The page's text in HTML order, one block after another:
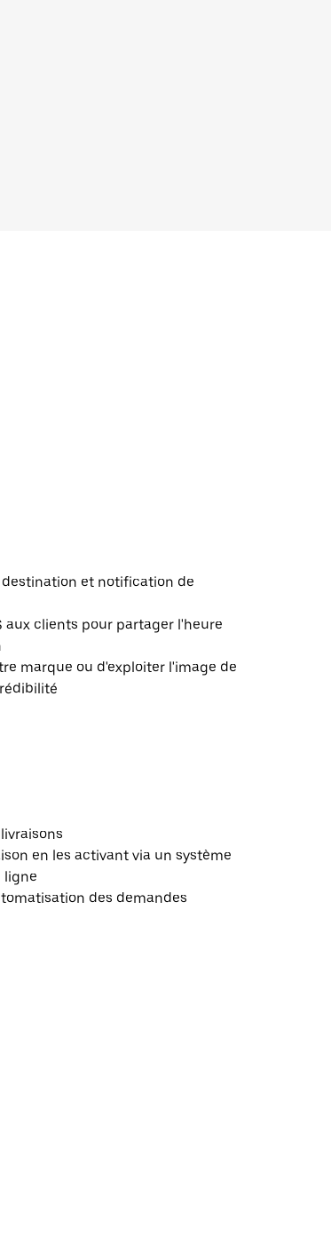
et notification de
clients pour partager l'heure
marque ou d'exploiter l'image de
en les activant via un système
ligne
des demandes